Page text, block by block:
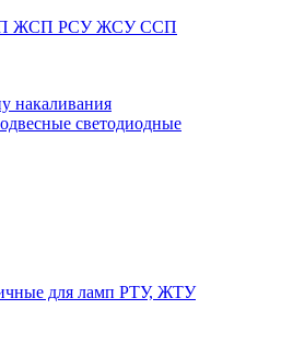
ЖСП РСУ ЖСУ ССП
светодиодные
для ламп РТУ, ЖТУ